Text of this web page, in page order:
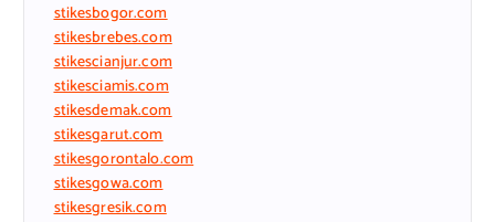
stikesbogor.com
stikesbrebes.com
stikescianjur.com
stikesciamis.com
stikesdemak.com
stikesgarut.com
stikesgorontalo.com
stikesgowa.com
stikesgresik.com